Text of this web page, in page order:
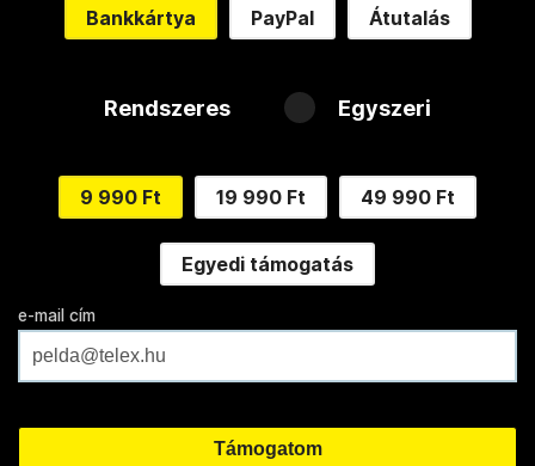
Bankkártya PayPal Átutalás
Rendszeres Egyszeri
9 990 Ft 19 990 Ft 49 990 Ft
Egyedi támogatás
e-mail cím